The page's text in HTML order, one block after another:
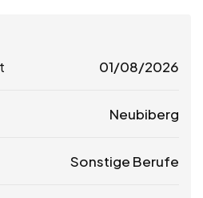
01/08/2026
Neubiberg
Sonstige Berufe